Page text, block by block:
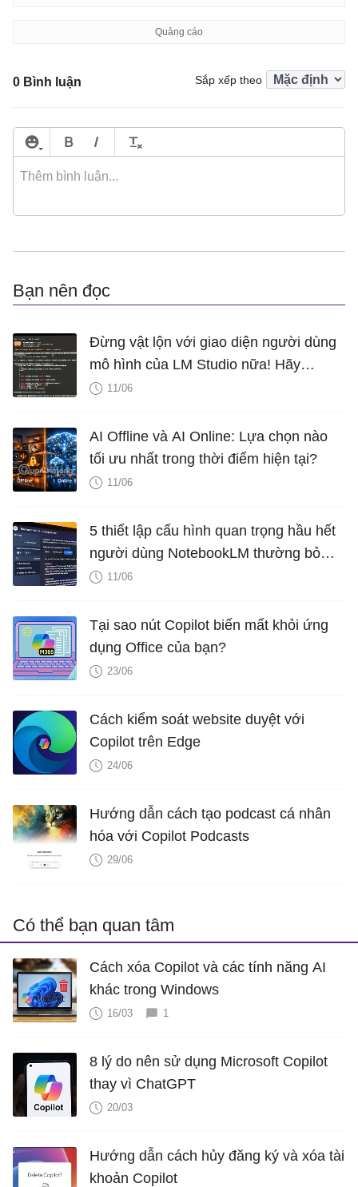
0 Bình luận Sắp xếp theo
Bạn nên đọc
Đừng vật lộn với giao diện người dùng
mô hình của LM Studio nữa! Hãy
chuyển sang Ollama!
11/06
AI Offline và AI Online: Lựa chọn nào
tối ưu nhất trong thời điểm hiện tại?
11/06
5 thiết lập cấu hình quan trọng hầu hết
người dùng NotebookLM thường bỏ
qua11/06
Tại sao nút Copilot biến mất khỏi ứng
dụng Office của bạn?
23/06
Cách kiểm soát website duyệt với
Copilot trên Edge
24/06
Hướng dẫn cách tạo podcast cá nhân
hóa với Copilot Podcasts
29/06
Có thể bạn quan tâm
Cách xóa Copilot và các tính năng AI
khác trong Windows
16/03 1
8 lý do nên sử dụng Microsoft Copilot
thay vì ChatGPT
20/03
Hướng dẫn cách hủy đăng ký và xóa tài
khoản Copilot